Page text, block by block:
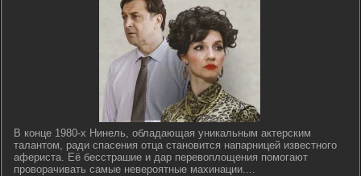
В конце 1980-х Нинель, обладающая уникальным актерским
талантом, ради спасения отца становится напарницей известного
афериста. Её бесстрашие и дар перевоплощения помогают
проворачивать самые невероятные махинации....